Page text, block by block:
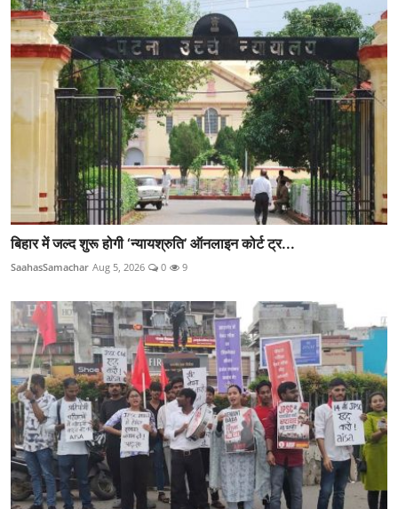
बिहार में जल्द शुरू होगी ‘न्यायश्रुति’ ऑनलाइन कोर्ट ट्र...
SaahasSamachar Aug 5, 2026 0 9